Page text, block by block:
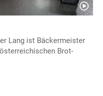
Lang ist Bäckermeister
Brot-